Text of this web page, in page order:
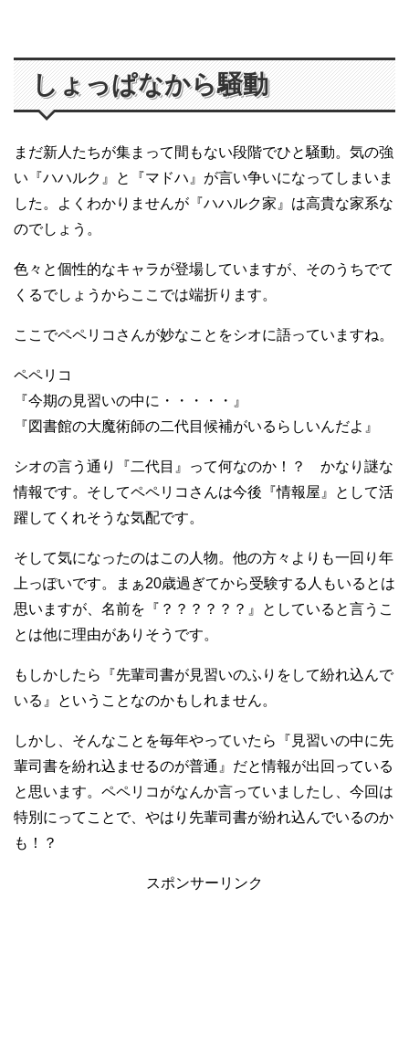
しょっぱなから騒動
まだ新人たちが集まって間もない段階でひと騒動。気の強
い『ハハルク』と『マドハ』が言い争いになってしまいま
した。よくわかりませんが『ハハルク家』は高貴な家系な
のでしょう。
色々と個性的なキャラが登場していますが、そのうちでて
くるでしょうからここでは端折ります。
ここでペペリコさんが妙なことをシオに語っていますね。
ペペリコ
『今期の見習いの中に・・・・・』
『図書館の大魔術師の二代目候補がいるらしいんだよ』
シオの言う通り『二代目』って何なのか！？ かなり謎な
情報です。そしてペペリコさんは今後『情報屋』として活
躍してくれそうな気配です。
そして気になったのはこの人物。他の方々よりも一回り年
上っぽいです。まぁ20歳過ぎてから受験する人もいるとは
思いますが、名前を『？？？？？？』としていると言うこ
とは他に理由がありそうです。
もしかしたら『先輩司書が見習いのふりをして紛れ込んで
いる』ということなのかもしれません。
しかし、そんなことを毎年やっていたら『見習いの中に先
輩司書を紛れ込ませるのが普通』だと情報が出回っている
と思います。ペペリコがなんか言っていましたし、今回は
特別にってことで、やはり先輩司書が紛れ込んでいるのか
も！？
スポンサーリンク